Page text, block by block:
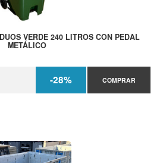
VERDE 240 LITROS CON PEDAL
METÁLICO
-28% COMPRAR